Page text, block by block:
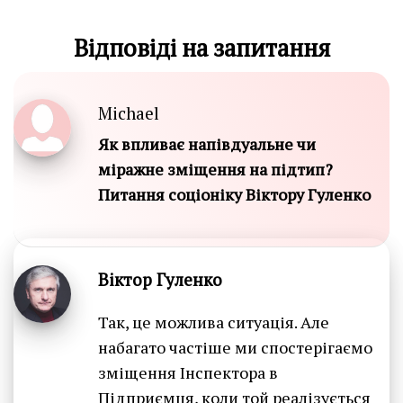
Відповіді на запитання
Michael
Як впливає напівдуальне чи
міражне зміщення на підтип?
Питання соціоніку Віктору Гуленко
Віктор Гуленко
Так, це можлива ситуація. Але
набагато частіше ми спостерігаємо
зміщення Інспектора в
Підприємця, коли той реалізується